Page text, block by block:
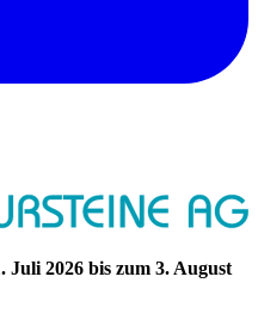
Juli 2026 bis zum 3. August